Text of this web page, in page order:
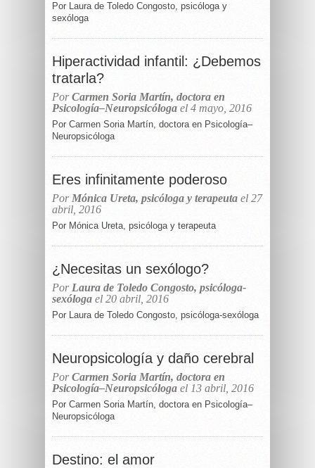
Por Laura de Toledo Congosto, psicóloga y
sexóloga
Hiperactividad infantil: ¿Debemos
tratarla?
PorCarmen Soria Martín, doctora en
Psicología–Neuropsicóloga el 4 mayo, 2016
Por Carmen Soria Martín, doctora en Psicología–
Neuropsicóloga
Eres infinitamente poderoso
Por Mónica Ureta, psicóloga y terapeuta el 27
abril, 2016
Por Mónica Ureta, psicóloga y terapeuta
¿Necesitas un sexólogo?
Por Laura de Toledo Congosto, psicóloga-
sexóloga el 20 abril, 2016
Por Laura de Toledo Congosto, psicóloga-sexóloga
Neuropsicología y daño cerebral
PorCarmen Soria Martín, doctora en
Psicología–Neuropsicóloga el 13 abril, 2016
Por Carmen Soria Martín, doctora en Psicología–
Neuropsicóloga
Destino: el amor